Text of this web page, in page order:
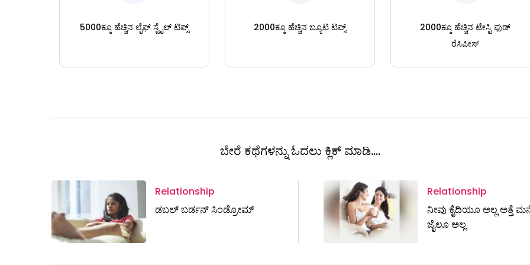
5000ಕ್ಕೂ ಹೆಚ್ಚಿನ ಲೈಫ್ ಸ್ಟೈಲ್ ಟಿಪ್ಸ್ 2000ಕ್ಕೂ ಹೆಚ್ಚಿನ ಬ್ಯೂಟಿ ಟಿಪ್ಸ್
2000ಕ್ಕೂ ಹೆಚ್ಚಿನ ಟೇಸ್ಟಿ ಫುಡ್
ರೆಸಿಪೀಸ್
ಬೇರೆ ಕಥೆಗಳನ್ನು ಓದಲು ಕ್ಲಿಕ್ ಮಾಡಿ....
Relationship
ಡಬಲ್ ಬರ್ಡನ್‌ ಸಿಂಡ್ರೋಮ್
Relationship
ನೀವು ಕೈದಿಯೂ ಅಲ್ಲ ಅತ್ತೆ
ಜೈಲೂ ಅಲ್ಲ